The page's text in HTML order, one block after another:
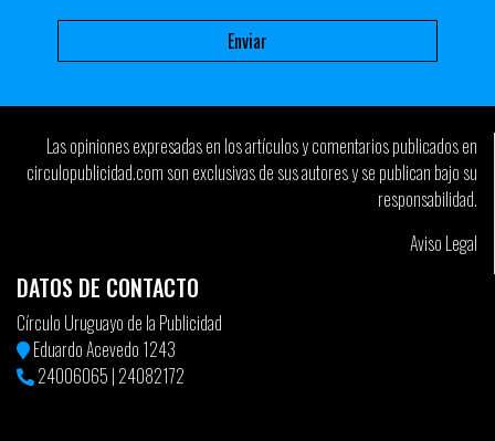
Las opiniones expresadas en los artículos y comentarios publicados en
circulopublicidad.com son exclusivas de sus autores y se publican bajo su
responsabilidad.
Aviso Legal
DATOS DE CONTACTO
Círculo Uruguayo de la Publicidad
Eduardo Acevedo 1243
24006065 | 24082172